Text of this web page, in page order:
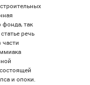
фонда, так
речь
части
и опоки.